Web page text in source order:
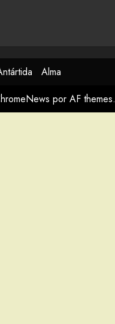
Alma
por AF themes.